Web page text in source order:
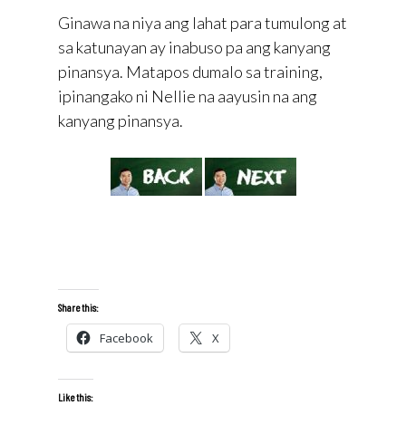
Ginawa na niya ang lahat para tumulong at
sa katunayan ay inabuso pa ang kanyang
pinansya. Matapos dumalo sa training,
ipinangako ni Nellie na aayusin na ang
kanyang pinansya.
Share this:
Facebook X
Like this: